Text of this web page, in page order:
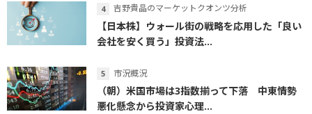
吉野貴晶のマーケットクオンツ分析
【日本株】ウォール街の戦略を応用した「良い
会社を安く買う」投資法...
市況概況
（朝）米国市場は3指数揃って下落 中東情勢
悪化懸念から投資家心理...